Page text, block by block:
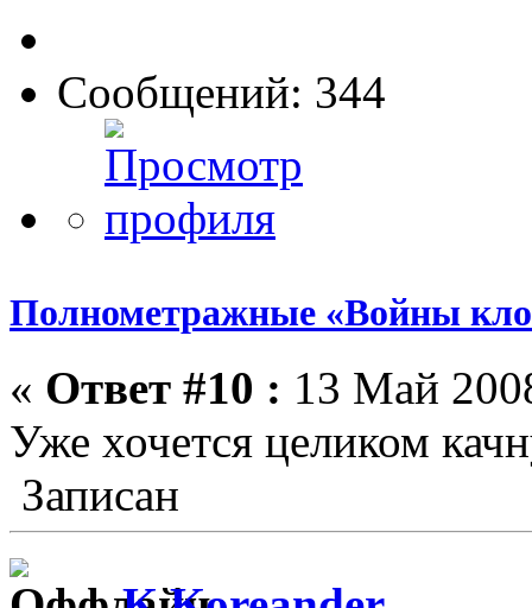
Сообщений: 344
Полнометражные «Войны
« Ответ #10 : 13 Май
Уже хочется целиком
Записан